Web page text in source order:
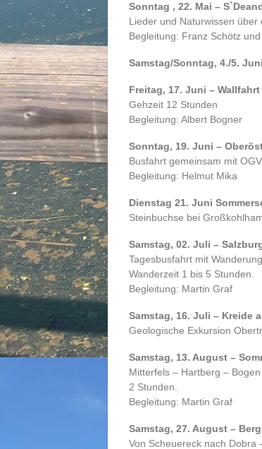
Sonntag , 22. Mai –
Lieder und Naturwissen über
Begleitung: Franz Schötz
Samstag/Sonntag, 4./5.
Freitag, 17. Juni –
Gehzeit 12 Stunden
Begleitung: Albert Bogner
Sonntag, 19. Juni –
Busfahrt gemeinsam mit OGV.
Begleitung: Helmut Mika
Dienstag 21. Juni
Steinbuchse bei
Samstag, 02. Juli –
Tagesbusfahrt mit
Wanderzeit 1 bis 5 Stunden.
Begleitung: Martin Graf
Samstag, 16. Juli – Kreide
Geologische Exkursion
Samstag, 13. August –
Mitterfels – Hartberg – Bogen
2 Stunden.
Begleitung: Martin Graf
Samstag, 27. August –
Von Scheuereck nach Dobra